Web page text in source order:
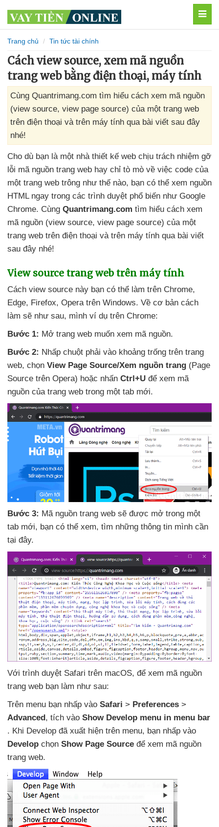
Trang chủ Tin tức tài chính
Cách view source, xem mã nguồn
trang web bằng điện thoại, máy tính
Cùng Quantrimang.com tìm hiểu cách xem mã nguồn
(view source, view page source) của một trang web
trên điện thoại và trên máy tính qua bài viết sau đây
nhé!
Cho dù bạn là một nhà thiết kế web chịu trách nhiệm gỡ
lỗi mã nguồn trang web hay chỉ tò mò về việc code của
một trang web trông như thế nào, bạn có thể xem nguồn
HTML ngay trong các trình duyệt phổ biến như Google
Chrome. Cùng Quantrimang.com tìm hiểu cách xem
mã nguồn (view source, view page source) của một
trang web trên điện thoại và trên máy tính qua bài viết
sau đây nhé!
View source trang web trên máy tính
Cách view source này bạn có thể làm trên Chrome,
Edge, Firefox, Opera trên Windows. Về cơ bản cách
làm sẽ như sau, mình ví dụ trên Chrome:
Bước 1: Mở trang web muốn xem mã nguồn.
Bước 2: Nhấp chuột phải vào khoảng trống trên trang
web, chọn View Page Source/Xem nguồn trang (Page
Source trên Opera) hoặc nhấn Ctrl+U để xem mã
nguồn của trang web trong một tab mới.
Bước 3: Mã nguồn trang web sẽ được mở trong một
tab mới, bạn có thể xem, tìm những thông tin mình cần
tại đây.
Với trình duyệt Safari trên macOS, để xem mã nguồn
trang web bạn làm như sau:
Trên menu bạn nhấp vào Safari > Preferences >
Advanced, tích vào Show Develop menu in menu bar
. Khi Develop đã xuất hiện trên menu, bạn nhấp vào
Develop chọn Show Page Source để xem mã nguồn
trang web.